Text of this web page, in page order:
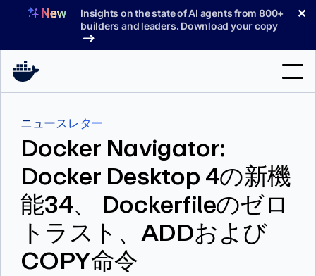
へ
Insights on the state of AI agents from 800+
builders and leaders. Download your copy
✕
製品
サポート
料金プラン
ブログ
ドキュメント
索
ニュースレター
Docker Navigator:
Docker Desktop 4の新機
能34、 Dockerfileのゼロ
トラスト、ADDおよび
COPY命令